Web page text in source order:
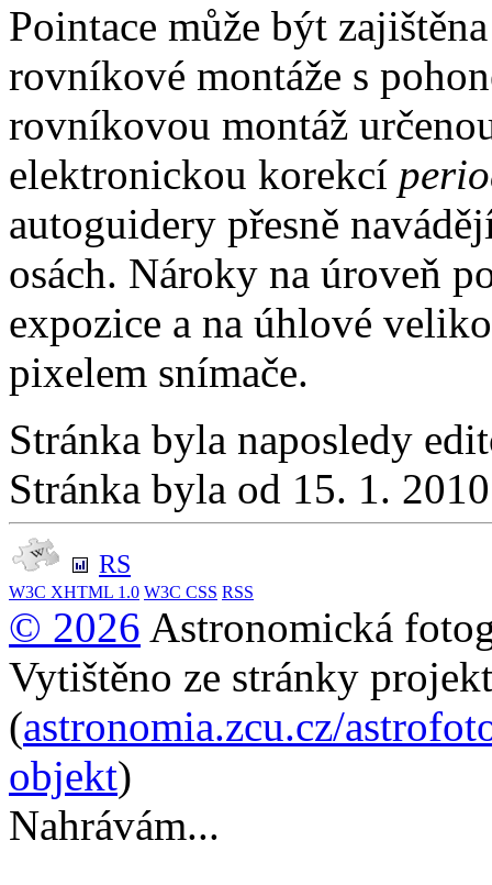
Pointace může být
rovníkové montáže s
rovníkovou montáž
elektronickou korekcí
autoguidery přesně
osách. Nároky na úroveň
expozice a na úhlové
pixelem snímače.
Stránka byla naposledy
Stránka byla od 15. 1.
RS
W3C XHTML 1.0 W3C CSS RSS
© 2026 Astronomická
Vytištěno ze stránky
(astronomia.zcu.cz/
objekt)
Nahrávám...